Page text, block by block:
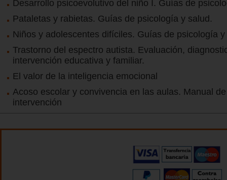
Desarrollo psicoevolutivo del niño I. Guías de
Pataletas y rabietas. Guías de psicología y salud.
Niños y adolescentes difíciles. Guías de psicología
Trastorno del espectro autista. Evaluación,
intervención educativa y familiar.
El valor de la inteligencia emocional
Acoso escolar y convivencia en las aulas. Manual
intervención